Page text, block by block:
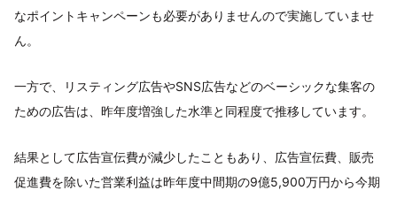
なポイントキャンペーンも必要がありませんので実施していませ
ん。
一方で、リスティング広告やSNS広告などのベーシックな集客の
ための広告は、昨年度増強した水準と同程度で推移しています。
結果として広告宣伝費が減少したこともあり、広告宣伝費、販売
促進費を除いた営業利益は昨年度中間期の9億5,900万円から今期